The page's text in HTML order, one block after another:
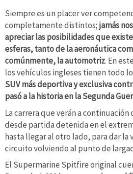
Siempre es un placer ver
completamente distintos;jamás
apreciar las posibilidades que
esferas, tanto de la aeronáutica
comúnmente, la automotriz. En
los vehículos ingleses tienen todo
SUV más deportiva y exclusiva
pasó a la historia en la Segunda
La carrera que verán a
desde partida detenida en el
hasta llegar al otro lado, para dar
circuito volviendo al punto de
El Supermarine Spitfire original